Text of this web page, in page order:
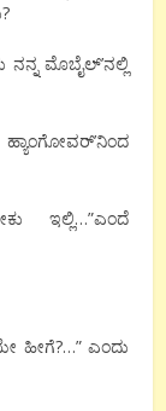
ಮೊಬೈಲ್’ನಲ್ಲಿ
ಇಲ್ಲಿ…”ಎಂದೆ
ಹೀಗೆ?…” ಎಂದು